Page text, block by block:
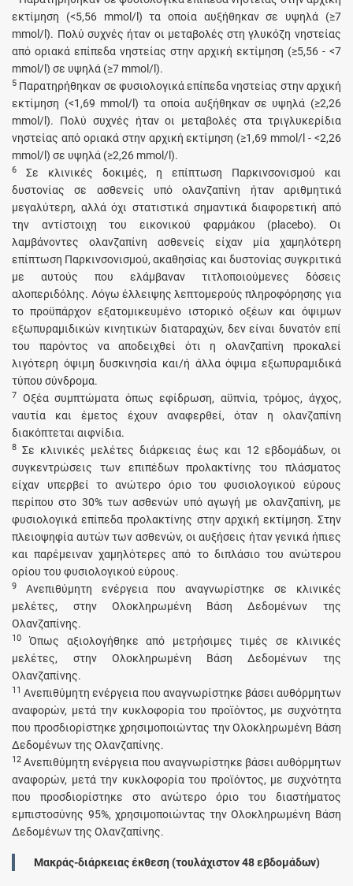
εκτίμηση (<5,56 mmol/l) τα οποία αυξήθηκαν σε υψηλά (≥7
mmol/l). Πολύ συχνές ήταν οι μεταβολές στη γλυκόζη νηστείας
από οριακά επίπεδα νηστείας στην αρχική εκτίμηση (≥5,56 - <7
mmol/l) σε υψηλά (≥7 mmol/l).
5 Παρατηρήθηκαν σε φυσιολογικά επίπεδα νηστείας στην αρχική
εκτίμηση (<1,69 mmol/l) τα οποία αυξήθηκαν σε υψηλά (≥2,26
mmol/l). Πολύ συχνές ήταν οι μεταβολές στα τριγλυκερίδια
νηστείας από οριακά στην αρχική εκτίμηση (≥1,69 mmol/l - <2,26
mmol/l) σε υψηλά (≥2,26 mmol/l).
6
Σε κλινικές δοκιμές, η επίπτωση Παρκινσονισμού και
δυστονίας σε ασθενείς υπό ολανζαπίνη ήταν αριθμητικά
μεγαλύτερη, αλλά όχι στατιστικά σημαντικά διαφορετική από
την αντίστοιχη του εικονικού φαρμάκου (placebo). Οι
λαμβάνοντες ολανζαπίνη ασθενείς είχαν μία χαμηλότερη
επίπτωση Παρκινσονισμού, ακαθησίας και δυστονίας συγκριτικά
με αυτούς που ελάμβαναν τιτλοποιούμενες δόσεις
αλοπεριδόλης. Λόγω έλλειψης λεπτομερούς πληροφόρησης για
το προϋπάρχον εξατομικευμένο ιστορικό οξέων και όψιμων
εξωπυραμιδικών κινητικών διαταραχών, δεν είναι δυνατόν επί
του παρόντος να αποδειχθεί ότι η ολανζαπίνη προκαλεί
λιγότερη όψιμη δυσκινησία και/ή άλλα όψιμα εξωπυραμιδικά
τύπου σύνδρομα.
7
Οξέα συμπτώματα όπως εφίδρωση, αϋπνία, τρόμος, άγχος,
ναυτία και έμετος έχουν αναφερθεί, όταν η ολανζαπίνη
διακόπτεται αιφνίδια.
8 Σε κλινικές μελέτες διάρκειας έως και 12 εβδομάδων, οι
συγκεντρώσεις των επιπέδων προλακτίνης του πλάσματος
είχαν υπερβεί το ανώτερο όριο του φυσιολογικού εύρους
περίπου στο 30% των ασθενών υπό αγωγή με ολανζαπίνη, με
φυσιολογικά επίπεδα προλακτίνης στην αρχική εκτίμηση. Στην
πλειοψηφία αυτών των ασθενών, οι αυξήσεις ήταν γενικά ήπιες
και παρέμειναν χαμηλότερες από το διπλάσιο του ανώτερου
ορίου του φυσιολογικού εύρους.
9
Ανεπιθύμητη ενέργεια που αναγνωρίστηκε σε κλινικές
μελέτες, στην Ολοκληρωμένη Βάση Δεδομένων της
Ολανζαπίνης.
10
Όπως αξιολογήθηκε από μετρήσιμες τιμές σε κλινικές
μελέτες, στην Ολοκληρωμένη Βάση Δεδομένων της
Ολανζαπίνης.
11 Ανεπιθύμητη ενέργεια που αναγνωρίστηκε βάσει αυθόρμητων
αναφορών, μετά την κυκλοφορία του προϊόντος, με συχνότητα
που προσδιορίστηκε χρησιμοποιώντας την Ολοκληρωμένη Βάση
Δεδομένων της Ολανζαπίνης.
12 Ανεπιθύμητη ενέργεια που αναγνωρίστηκε βάσει αυθόρμητων
αναφορών, μετά την κυκλοφορία του προϊόντος, με συχνότητα
που προσδιορίστηκε στο ανώτερο όριο του διαστήματος
εμπιστοσύνης 95%, χρησιμοποιώντας την Ολοκληρωμένη Βάση
Δεδομένων της Ολανζαπίνης.
Μακράς-διάρκειας έκθεση (τουλάχιστον 48 εβδομάδων)